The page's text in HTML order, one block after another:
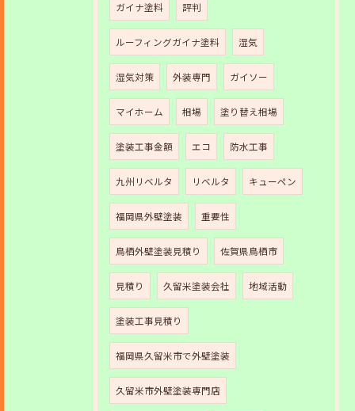
ガイナ塗料 評判
ルーフィングガイナ塗料 湿気
湿気対策 外装専門 ガイソー
マイホーム 相場 塗り替え相場
塗装工事金額 エコ 防水工事
九州リベルタ リベルタ キューペン
福岡県外壁塗装 重要性
鳥栖外壁塗装見積り 佐賀県鳥栖市
見積り 久留米塗装会社 地域活動
塗装工事見積り
福岡県久留米市で外壁塗装
久留米市外壁塗装専門店